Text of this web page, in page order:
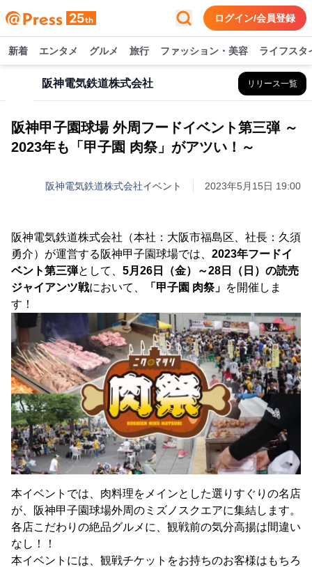
ログイン/会員登録
新着 エンタメ グルメ 旅行 ファッション・美容 ライフスタ
阪神電気鉄道株式会社 リリース一覧
阪神甲子園球場 外周フードイベント第三弾 ～
2023年も「甲子園 肉祭」がアツい！～
阪神電気鉄道株式会社イベント 2023年5月15日 19:00
阪神電気鉄道株式会社（本社：大阪市福島区、社長：久須
勇介）が運営する阪神甲子園球場では、 2023年フードイ
ベント第三弾として、 5月26日（金）～28日（日）の読売
ジャイアンツ戦において、 「甲子園 肉祭」 を開催しま
す！
本イベントでは、肉料理をメインとした選りすぐりの名店
が、阪神甲子園球場外周のミズノスクエアに集結します。
各店こだわりの絶品グルメに、観戦前の気分高揚は間違い
なし！！
本イベントには、観戦チケットをお持ちのお客様はもちろ